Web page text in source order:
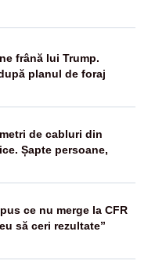
frână lui Trump.
planul de foraj
de cabluri din
Șapte persoane,
ce nu merge la CFR
să ceri rezultate”